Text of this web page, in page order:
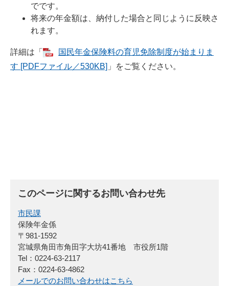
でです。
将来の年金額は、納付した場合と同じように反映さ
れます。
詳細は「
国民年金保険料の育児免除制度が始まりま
す [PDFファイル／530KB] 」をご覧ください。
このページに関するお問い合わせ先
市民課
保険年金係
〒981-1592
宮城県角田市角田字大坊41番地 市役所1階
Tel：0224-63-2117
Fax：0224-63-4862
メールでのお問い合わせはこちら